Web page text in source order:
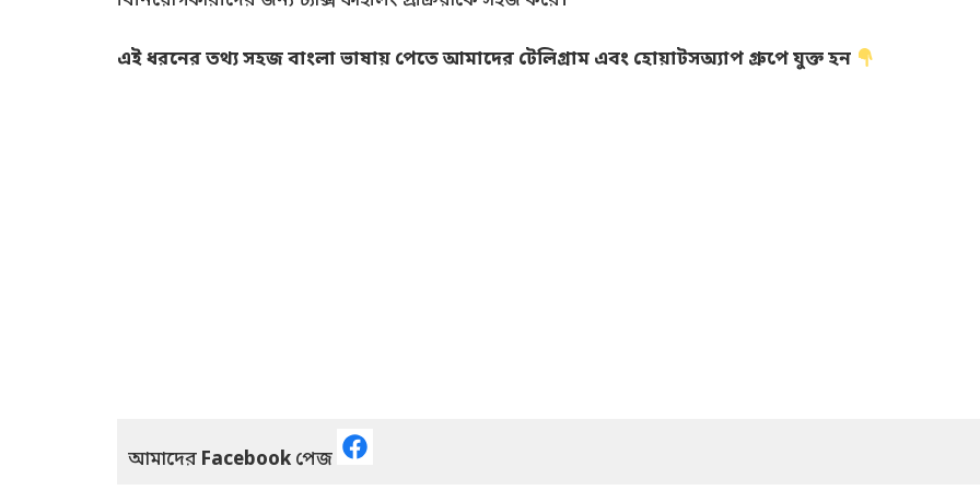
এই ধরনের তথ্য সহজ বাংলা ভাষায় পেতে আমাদের টেলিগ্রাম এবং হোয়াটসঅ্যাপ গ্রুপে যুক্ত হন
আমাদের Facebookপেজ